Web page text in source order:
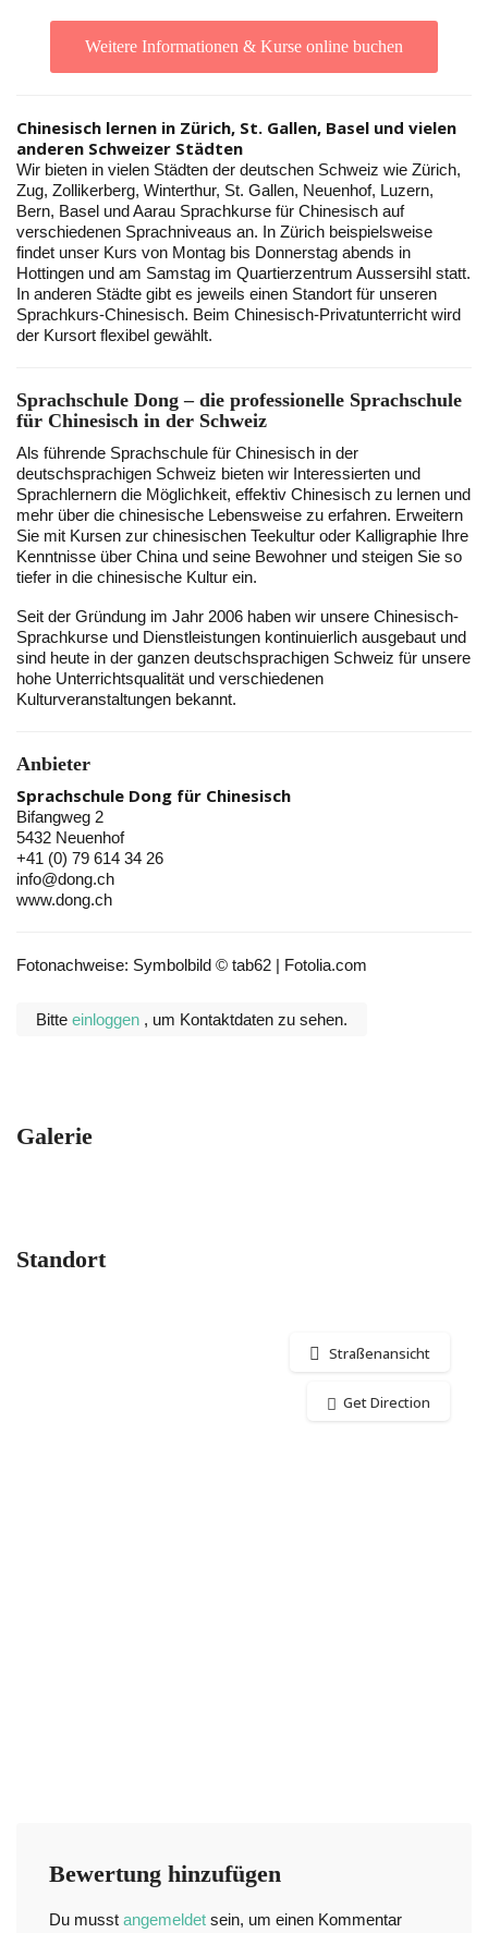
Weitere Informationen & Kurse online buchen
Chinesisch lernen in Zürich, St. Gallen, Basel und vielen
anderen Schweizer Städten
Wir bieten in vielen Städten der deutschen Schweiz wie Zürich,
Zug, Zollikerberg, Winterthur, St. Gallen, Neuenhof, Luzern,
Bern, Basel und Aarau Sprachkurse für Chinesisch auf
verschiedenen Sprachniveaus an. In Zürich beispielsweise
findet unser Kurs von Montag bis Donnerstag abends in
Hottingen und am Samstag im Quartierzentrum Aussersihl statt.
In anderen Städte gibt es jeweils einen Standort für unseren
Sprachkurs-Chinesisch. Beim Chinesisch-Privatunterricht wird
der Kursort flexibel gewählt.
Sprachschule Dong – die professionelle Sprachschule
für Chinesisch in der Schweiz
Als führende Sprachschule für Chinesisch in der
deutschsprachigen Schweiz bieten wir Interessierten und
Sprachlernern die Möglichkeit, effektiv Chinesisch zu lernen und
mehr über die chinesische Lebensweise zu erfahren. Erweitern
Sie mit Kursen zur chinesischen Teekultur oder Kalligraphie Ihre
Kenntnisse über China und seine Bewohner und steigen Sie so
tiefer in die chinesische Kultur ein.
Seit der Gründung im Jahr 2006 haben wir unsere Chinesisch-
Sprachkurse und Dienstleistungen kontinuierlich ausgebaut und
sind heute in der ganzen deutschsprachigen Schweiz für unsere
hohe Unterrichtsqualität und verschiedenen
Kulturveranstaltungen bekannt.
Anbieter
Sprachschule Dong für Chinesisch
Bifangweg 2
5432 Neuenhof
+41 (0) 79 614 34 26
info@dong.ch
www.dong.ch
Fotonachweise: Symbolbild © tab62 | Fotolia.com
Bitte einloggen , um Kontaktdaten zu sehen.
Galerie
Standort
Straßenansicht
Get Direction
Bewertung hinzufügen
Du musst angemeldet sein, um einen Kommentar